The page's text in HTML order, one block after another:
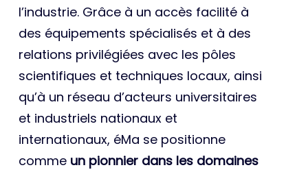
l’industrie. Grâce à un accès facilité à
des équipements spécialisés et à des
relations privilégiées avec les pôles
scientifiques et techniques locaux, ainsi
qu’à un réseau d’acteurs universitaires
et industriels nationaux et
internationaux, éMa se positionne
comme un pionnier dans les domaines